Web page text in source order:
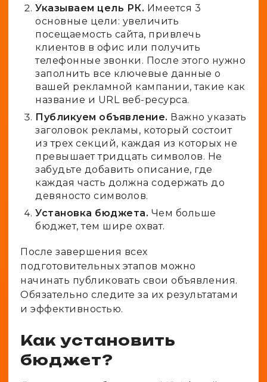
Указываем цель РК. Имеется 3
основные цели: увеличить
посещаемость сайта, привлечь
клиентов в офис или получить
телефонные звонки. После этого нужно
заполнить все ключевые данные о
вашей рекламной кампании, такие как
название и URL веб-ресурса.
Публикуем объявление. Важно указать
заголовок рекламы, который состоит
из трех секций, каждая из которых не
превышает тридцать символов. Не
забудьте добавить описание, где
каждая часть должна содержать до
девяносто символов.
Установка бюджета. Чем больше
бюджет, тем шире охват.
После завершения всех
подготовительных этапов можно
начинать публиковать свои объявления.
Обязательно следите за их результатами
и эффективностью.
Как установить
бюджет?